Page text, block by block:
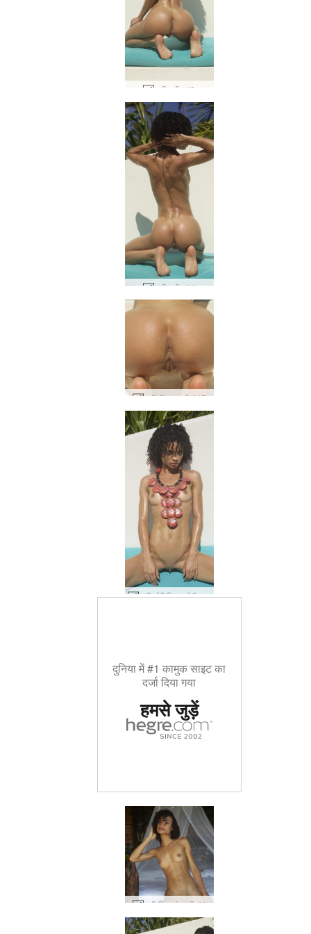
रूबी शरीर #8
रूबी शरीर #4
रूबी द्वीप लड़की #47
रूबी डोमिनिकन देवी #24
दुनिया में #1 कामुक साइट का
दर्जा दिया गया
हमसे जुड़ें
रूबी फ़िट फंतासी #4